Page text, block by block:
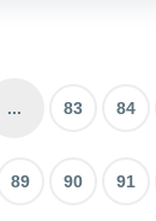
... 83 84
89 90 91